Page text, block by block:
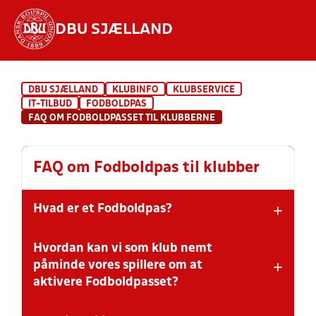
DBU SJÆLLAND
INDHOLD OG NYHEDER
DBU SJÆLLAND KLUBINFO
KLUBSERVICE
IT-TILBUD
FODBOLDPAS
FAQ OM FODBOLDPASSET TIL KLUBBERNE
FAQ om Fodboldpas til klubber
Hvad er et Fodboldpas? +
Fodboldpasset er brugerens helt personlige 'pas', som
bl.a. sikrer spilleberettigelse i DBU's turneringer. I
passet opbevares alle de vigtige personlige oplysninger,
som brugeren til enhver tid kan se og rette.
Hvordan kan vi som klub nemt
påminde vores spillere om at
aktivere Fodboldpasset?
+